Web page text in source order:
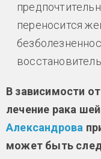
переносится
В зависимости
лечение рака
Александрова
может быть